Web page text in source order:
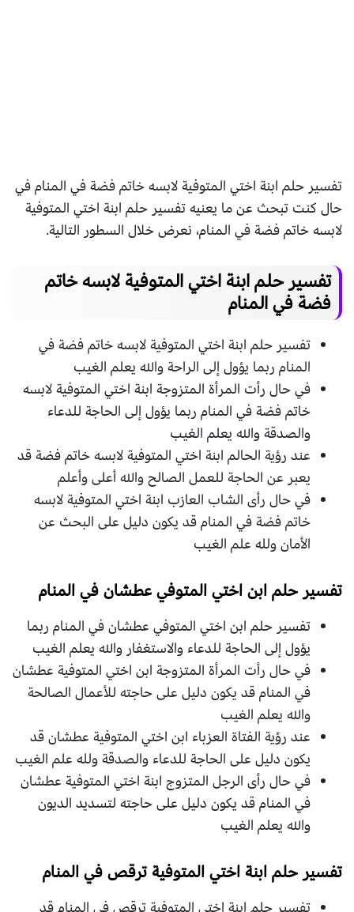
تفسير حلم ابنة اختي المتوفية لابسه خاتم فضة في المنام في
حال كنت تبحث عن ما يعنيه تفسير حلم ابنة اختي المتوفية
لابسه خاتم فضة في المنام، نعرض خلال السطور التالية.
تفسير حلم ابنة اختي المتوفية لابسه خاتم
فضة في المنام
تفسير حلم ابنة اختي المتوفية لابسه خاتم فضة في
المنام ربما يؤول إلى الراحة والله يعلم الغيب
في حال رأت المرأة المتزوجة ابنة اختي المتوفية لابسه
خاتم فضة في المنام ربما يؤول إلى الحاجة للدعاء
والصدقة والله يعلم الغيب
عند رؤية الحالم ابنة اختي المتوفية لابسه خاتم فضة قد
يعبر عن الحاجة للعمل الصالح والله أعلى وأعلم
في حال رأى الشاب العازب ابنة اختي المتوفية لابسه
خاتم فضة في المنام قد يكون دليل على البحث عن
الأمان ولله علم الغيب
تفسير حلم ابن اختي المتوفي عطشان في المنام
تفسير حلم ابن اختي المتوفي عطشان في المنام ربما
يؤول إلى الحاجة للدعاء والاستغفار والله يعلم الغيب
في حال رأت المرأة المتزوجة ابن اختي المتوفية عطشان
في المنام قد يكون دليل على حاجته للأعمال الصالحة
والله يعلم الغيب
عند رؤية الفتاة العزباء ابن اختي المتوفية عطشان قد
يكون دليل على الحاجة للدعاء والصدقة ولله علم الغيب
في حال رأى الرجل المتزوج ابنة اختي المتوفية عطشان
في المنام قد يكون دليل على حاجته لتسديد الديون
والله يعلم الغيب
تفسير حلم ابنة اختي المتوفية ترقص في المنام
تفسير حلم ابنة اختي المتوفية ترقص في المنام قد